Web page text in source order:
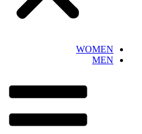
WOMEN
MEN